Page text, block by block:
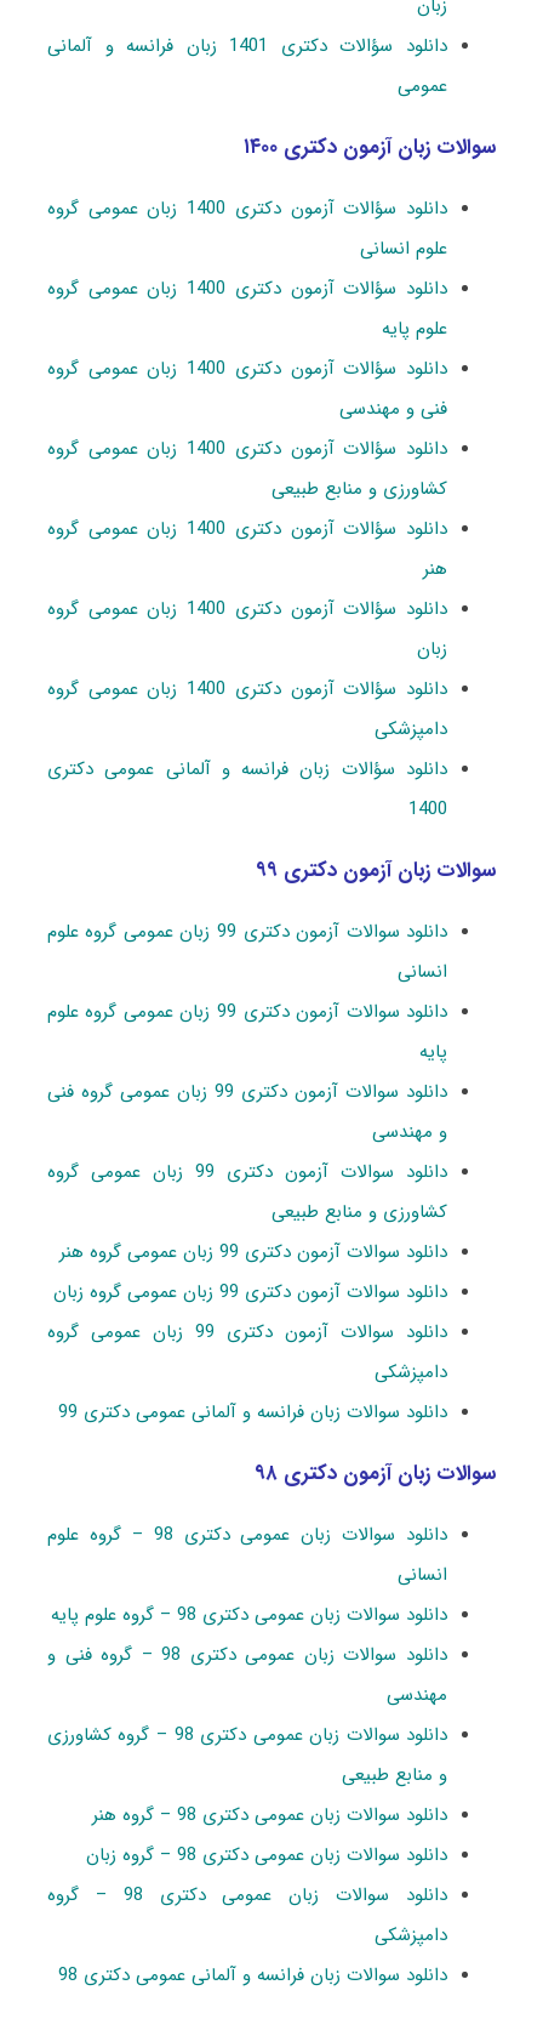
زبان
دانلود سؤالات دکتری 1401 زبان فرانسه و آلمانی
عمومی
سوالات زبان آزمون دکتری ۱۴۰۰
دانلود سؤالات آزمون دکتری 1400 زبان عمومی گروه
علوم انسانی
دانلود سؤالات آزمون دکتری 1400 زبان عمومی گروه
علوم پایه
دانلود سؤالات آزمون دکتری 1400 زبان عمومی گروه
فنی و مهندسی
دانلود سؤالات آزمون دکتری 1400 زبان عمومی گروه
کشاورزی و منابع طبیعی
دانلود سؤالات آزمون دکتری 1400 زبان عمومی گروه
هنر
دانلود سؤالات آزمون دکتری 1400 زبان عمومی گروه
زبان
دانلود سؤالات آزمون دکتری 1400 زبان عمومی گروه
دامپزشکی
دانلود سؤالات زبان فرانسه و آلمانی عمومی دکتری
1400
سوالات زبان آزمون دکتری ۹۹
دانلود سوالات آزمون دکتری 99 زبان عمومی گروه علوم
انسانی
دانلود سوالات آزمون دکتری 99 زبان عمومی گروه علوم
پایه
دانلود سوالات آزمون دکتری 99 زبان عمومی گروه فنی
و مهندسی
دانلود سوالات آزمون دکتری 99 زبان عمومی گروه
کشاورزی و منابع طبیعی
دانلود سوالات آزمون دکتری 99 زبان عمومی گروه هنر
دانلود سوالات آزمون دکتری 99 زبان عمومی گروه زبان
دانلود سوالات آزمون دکتری 99 زبان عمومی گروه
دامپزشکی
دانلود سوالات زبان فرانسه و آلمانی عمومی دکتری 99
سوالات زبان آزمون دکتری ۹۸
دانلود سوالات زبان عمومی دکتری 98 – گروه علوم
انسانی
دانلود سوالات زبان عمومی دکتری 98 – گروه علوم پایه
دانلود سوالات زبان عمومی دکتری 98 – گروه فنی و
مهندسی
دانلود سوالات زبان عمومی دکتری 98 – گروه کشاورزی
و منابع طبیعی
دانلود سوالات زبان عمومی دکتری 98 – گروه هنر
دانلود سوالات زبان عمومی دکتری 98 – گروه زبان
دانلود سوالات زبان عمومی دکتری 98 – گروه
دامپزشکی
دانلود سوالات زبان فرانسه و آلمانی عمومی دکتری 98